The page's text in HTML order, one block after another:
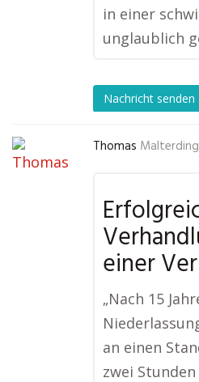
in einer
unglaublich
Nachricht senden
Thomas
einer
„Nach 15
an einen
zwei